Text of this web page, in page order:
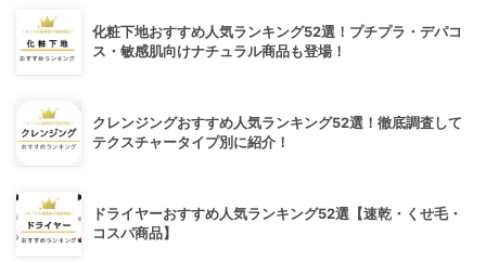
化粧下地おすすめ人気ランキング52選！プチプラ・デパコ
ス・敏感肌向けナチュラル商品も登場！
クレンジングおすすめ人気ランキング52選！徹底調査して
テクスチャータイプ別に紹介！
ドライヤーおすすめ人気ランキング52選【速乾・くせ毛・
コスパ商品】